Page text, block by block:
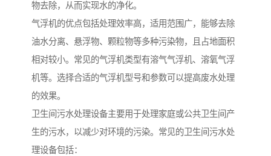
物去除，从而实现水的净化。
气浮机的优点包括处理效率高，适用范围广，能够去除
油水分离、悬浮物、颗粒物等多种污染物，且占地面积
相对较小。常见的气浮机类型有溶气气浮机、溶氧气浮
机等。选择合适的气浮机型号和参数可以提高废水处理
的效果。
卫生间污水处理设备主要用于处理家庭或公共卫生间产
生的污水，以减少对环境的污染。常见的卫生间污水处
理设备包括：